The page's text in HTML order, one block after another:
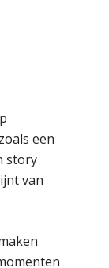
een
story
van